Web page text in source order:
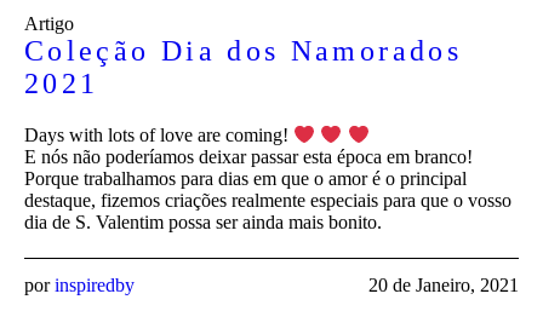
Artigo
Coleção Dia dos Namorados
2021
Days with lots of love are coming!
E nós não poderíamos deixar passar esta época em branco!
Porque trabalhamos para dias em que o amor é o principal
destaque, fizemos criações realmente especiais para que o vosso
dia de S. Valentim possa ser ainda mais bonito.
20 de Janeiro, 2021
porinspiredby